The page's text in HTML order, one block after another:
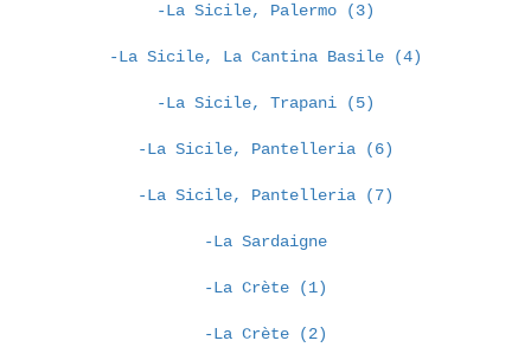
-La Sicile, Palermo (3)
-La Sicile, La Cantina Basile (4)
-La Sicile, Trapani (5)
-La Sicile, Pantelleria (6)
-La Sicile, Pantelleria (7)
-La Sardaigne
-La Crète (1)
-La Crète (2)